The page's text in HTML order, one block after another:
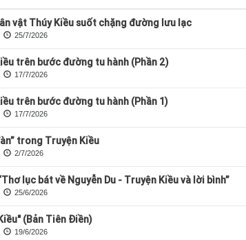
vật Thúy Kiều suốt chặng đường lưu lạc
25/7/2026
trên bước đường tu hành (Phần 2)
17/7/2026
trên bước đường tu hành (Phần 1)
17/7/2026
trong Truyện Kiều
2/7/2026
lục bát về Nguyễn Du - Truyện Kiều và lời bình”
25/6/2026
(Bản Tiên Điền)
19/6/2026